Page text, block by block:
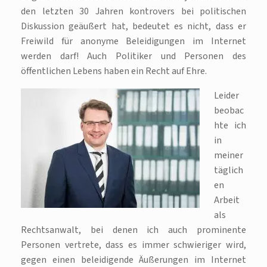
den letzten 30 Jahren kontrovers bei politischen
Diskussion geäußert hat, bedeutet es nicht, dass er
Freiwild für anonyme Beleidigungen im Internet
werden darf! Auch Politiker und Personen des
öffentlichen Lebens haben ein Recht auf Ehre.
Leider
beobac
hte ich
in
meiner
täglich
en
Arbeit
als
Rechtsanwalt, bei denen ich auch prominente
Personen vertrete, dass es immer schwieriger wird,
gegen einen beleidigende Äußerungen im Internet